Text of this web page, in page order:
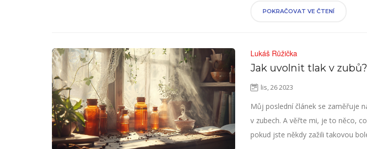
ovlivnit, jak dobře a kdy spíme. V
problémem lépe zvládat naše
mně a zjistěte více o této fascinující
POKRAČOVAT VE ČTENÍ
Lukáš Růžička
Jak uvolnit tlak v zubů?
lis, 26 2023
Můj poslední článek se zaměřuje
v zubech. A věřte mi, je to něco,
pokud jste někdy zažili takovou